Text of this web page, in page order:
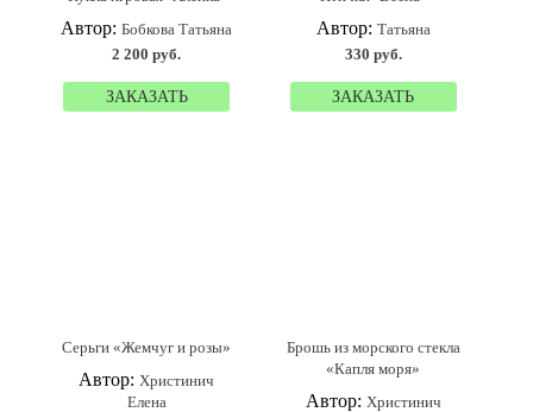
Автор:Бобкова Татьяна
2 200 руб.
ЗАКАЗАТЬ
Автор: Татьяна
330 руб.
ЗАКАЗАТЬ
Серьги «Жемчуг и розы»
Автор: Христинич
Елена
Брошь из морского стекла
«Капля моря»
Автор: Христинич